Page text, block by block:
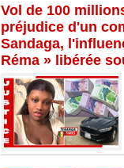
Vol de 100
préjudice d'un
Sandaga,
Réma » libérée